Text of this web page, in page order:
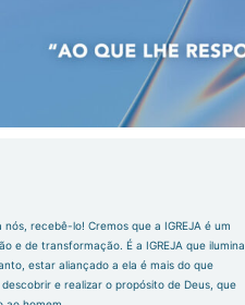
recebê-lo! Cremos que a IGREJA é um
e de transformação. É a IGREJA que ilumina
estar aliançado a ela é mais do que
e realizar o propósito de Deus, que